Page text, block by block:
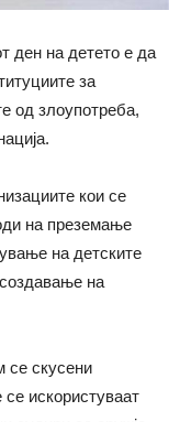
ден на детето е да
за
од злоупотреба,
кои се
на преземање
на детските
на
се скусени
искористуваат